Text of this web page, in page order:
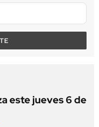
este jueves 6 de